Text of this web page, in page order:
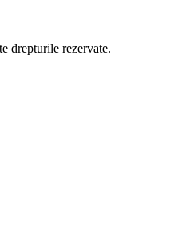
drepturile rezervate.